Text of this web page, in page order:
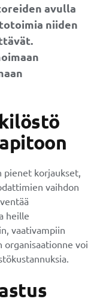
avulla
niiden
korjaukset,
vaihdon
heille
vaativampiin
organisaationne voi